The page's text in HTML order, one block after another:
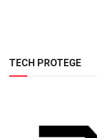
TECH PROTEGE